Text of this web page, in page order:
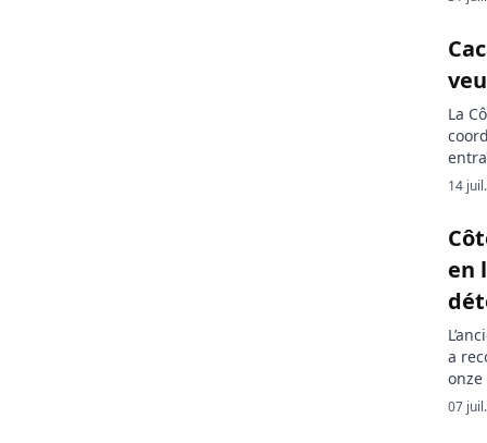
La
14
en
a
une
07